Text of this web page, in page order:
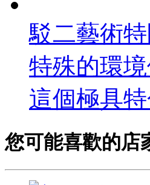
駁二藝術
特殊的環
這個極具
您可能喜歡的店